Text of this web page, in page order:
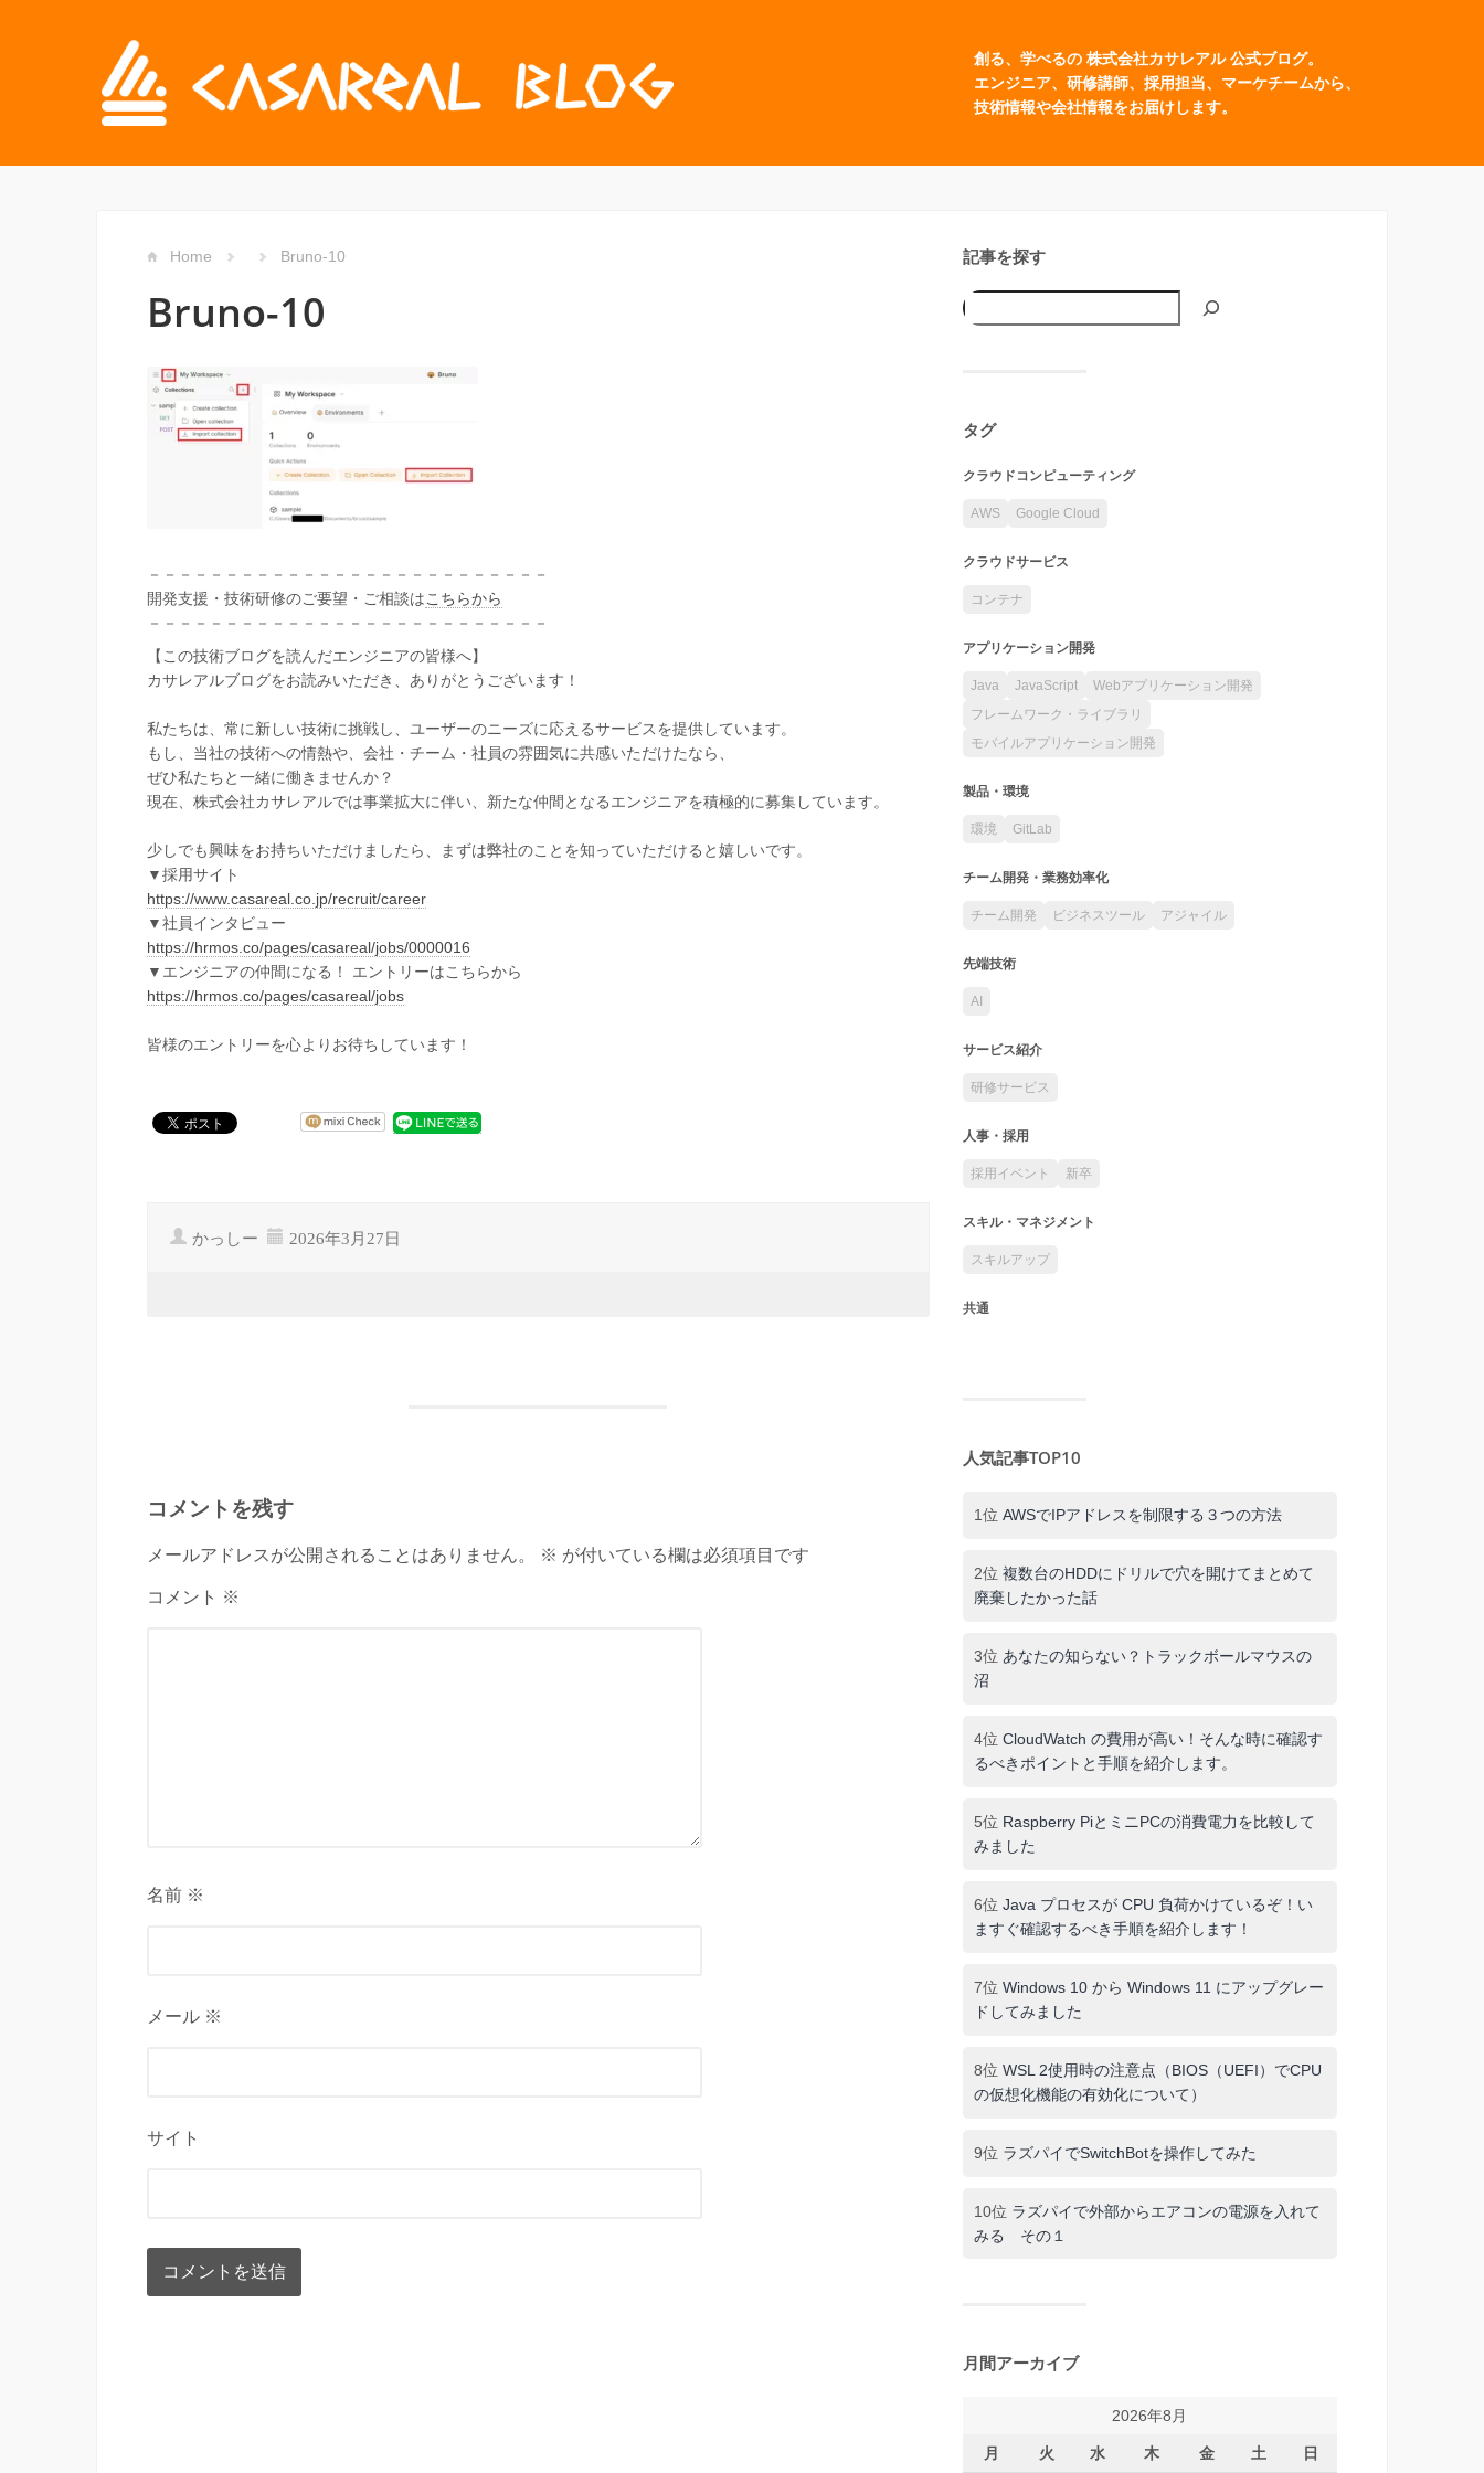
創る、学べるの 株式会社カサレアル 公式ブログ。
エンジニア、研修講師、採用担当、マーケチームから、
技術情報や会社情報をお届けします。
Home Bruno-10
Bruno-10
－－－－－－－－－－－－－－－－－－－－－－－－－－
開発支援・技術研修のご要望・ご相談はこちらから
－－－－－－－－－－－－－－－－－－－－－－－－－－
【この技術ブログを読んだエンジニアの皆様へ】
カサレアルブログをお読みいただき、ありがとうございます！
私たちは、常に新しい技術に挑戦し、ユーザーのニーズに応えるサービスを提供しています。
もし、当社の技術への情熱や、会社・チーム・社員の雰囲気に共感いただけたなら、
ぜひ私たちと一緒に働きませんか？
現在、株式会社カサレアルでは事業拡大に伴い、新たな仲間となるエンジニアを積極的に募集しています。
少しでも興味をお持ちいただけましたら、まずは弊社のことを知っていただけると嬉しいです。
▼採用サイト
https://www.casareal.co.jp/recruit/career
▼社員インタビュー
https://hrmos.co/pages/casareal/jobs/0000016
▼エンジニアの仲間になる！ エントリーはこちらから
https://hrmos.co/pages/casareal/jobs
皆様のエントリーを心よりお待ちしています！
かっしー 2026年3月27日
コメントを残す
メールアドレスが公開されることはありません。 ※ が付いている欄は必須項目です
コメント ※
名前 ※
メール ※
サイト
記事を探す
タグ
クラウドコンピューティング
AWS Google Cloud
クラウドサービス
コンテナ
アプリケーション開発
Java JavaScript
Webアプリケーション開発
フレームワーク・ライブラリ
モバイルアプリケーション開発
製品・環境
環境 GitLab
チーム開発・業務効率化
チーム開発 ビジネスツール アジャイル
先端技術
AI
サービス紹介
研修サービス
人事・採用
採用イベント 新卒
スキル・マネジメント
スキルアップ
共通
人気記事TOP10
1位 AWSでIPアドレスを制限する３つの方法
2位 複数台のHDDにドリルで穴を開けてまとめて
廃棄したかった話
3位 あなたの知らない？トラックボールマウスの
沼
4位 CloudWatch の費用が高い！そんな時に確認す
るべきポイントと手順を紹介します。
5位 Raspberry PiとミニPCの消費電力を比較して
みました
6位 Java プロセスが CPU 負荷かけているぞ！い
ますぐ確認するべき手順を紹介します！
7位 Windows 10 から Windows 11 にアップグレー
ドしてみました
8位 WSL 2使用時の注意点（BIOS（UEFI）でCPU
の仮想化機能の有効化について）
9位 ラズパイでSwitchBotを操作してみた
10位 ラズパイで外部からエアコンの電源を入れて
みる その１
月間アーカイブ
2026年8月
月 火 水 木 金 土 日